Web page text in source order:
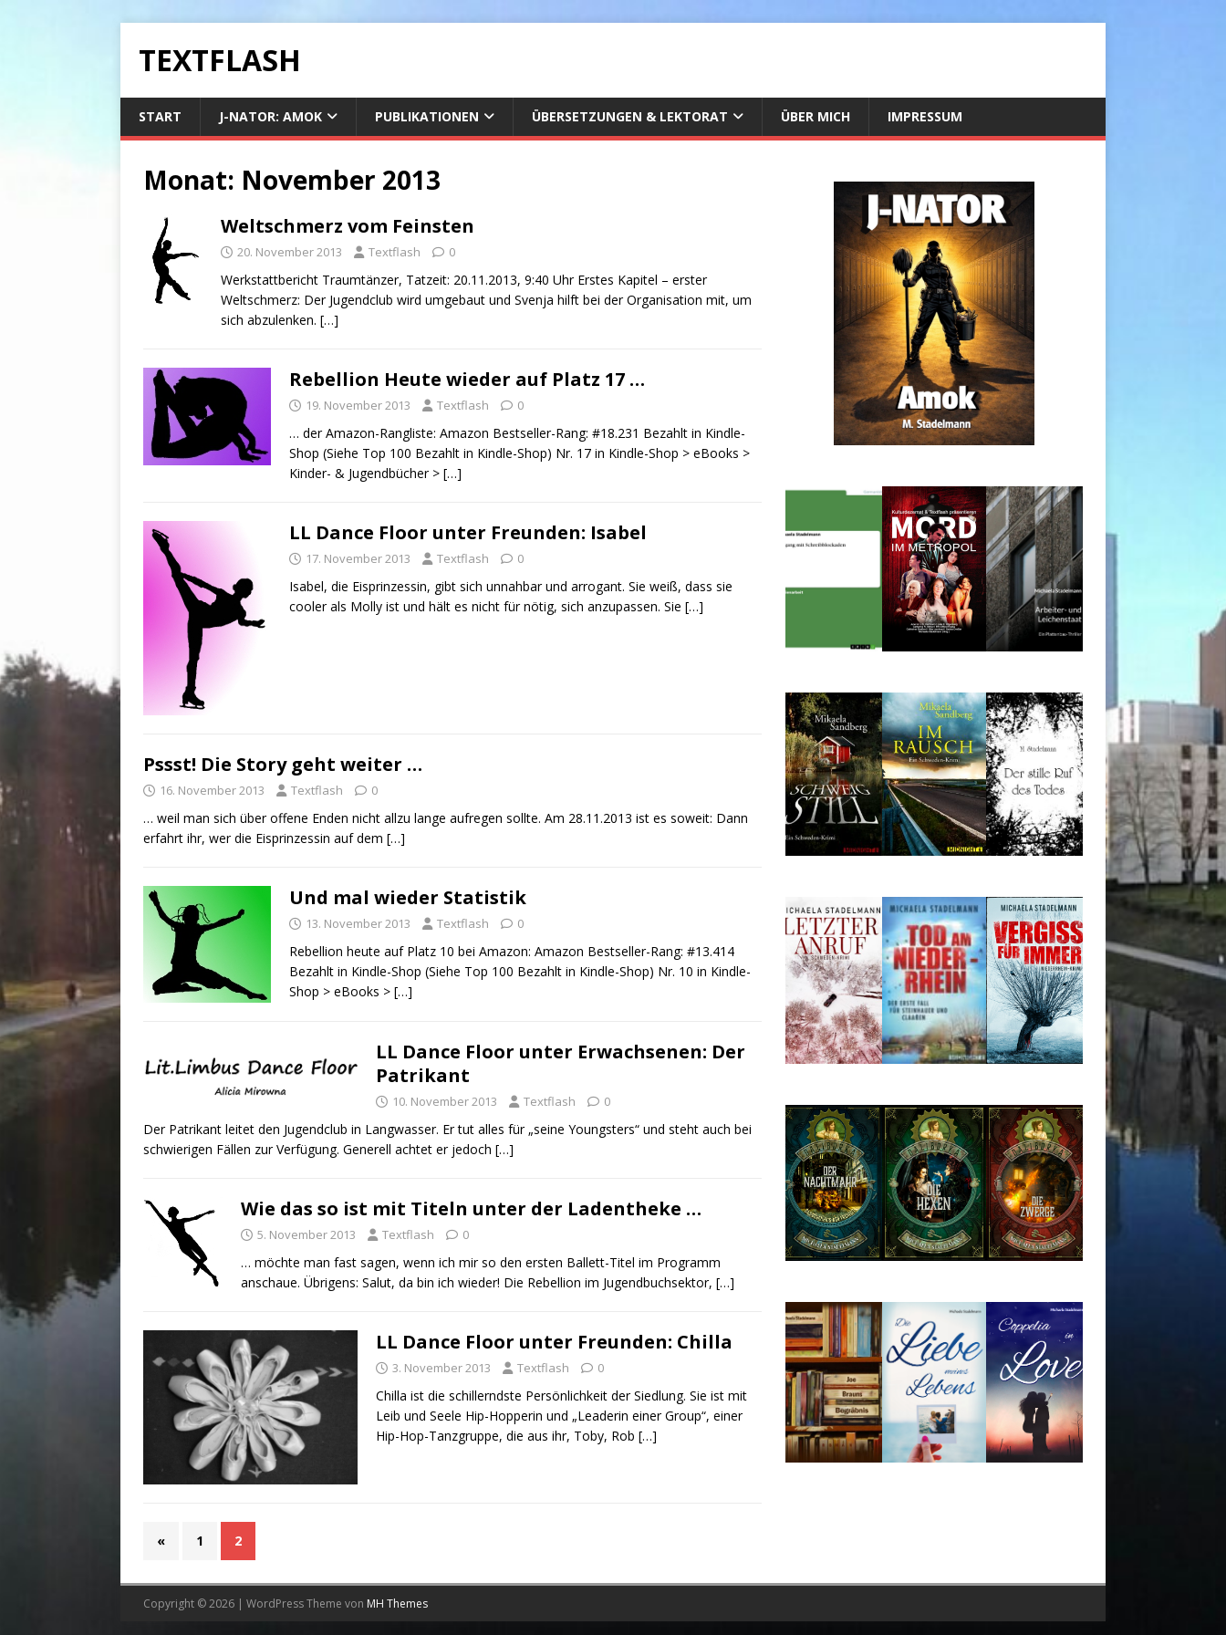
TEXTFLASH
START J-NATOR: AMOK PUBLIKATIONEN ÜBERSETZUNGEN & LEKTORAT ÜBER MICH IMPRESSUM
Monat: November 2013
Weltschmerz vom Feinsten
20. November 2013 Textflash 0
Werkstattbericht Traumtänzer, Tatzeit: 20.11.2013, 9:40 Uhr Erstes Kapitel – erster
Weltschmerz: Der Jugendclub wird umgebaut und Svenja hilft bei der Organisation mit, um
sich abzulenken. […]
Rebellion Heute wieder auf Platz 17 …
19. November 2013 Textflash 0
… der Amazon-Rangliste: Amazon Bestseller-Rang: #18.231 Bezahlt in Kindle-
Shop (Siehe Top 100 Bezahlt in Kindle-Shop) Nr. 17 in Kindle-Shop > eBooks >
Kinder- & Jugendbücher > […]
LL Dance Floor unter Freunden: Isabel
17. November 2013 Textflash 0
Isabel, die Eisprinzessin, gibt sich unnahbar und arrogant. Sie weiß, dass sie
cooler als Molly ist und hält es nicht für nötig, sich anzupassen. Sie […]
Pssst! Die Story geht weiter …
16. November 2013 Textflash 0
… weil man sich über offene Enden nicht allzu lange aufregen sollte. Am 28.11.2013 ist es soweit: Dann
erfahrt ihr, wer die Eisprinzessin auf dem […]
Und mal wieder Statistik
13. November 2013 Textflash 0
Rebellion heute auf Platz 10 bei Amazon: Amazon Bestseller-Rang: #13.414
Bezahlt in Kindle-Shop (Siehe Top 100 Bezahlt in Kindle-Shop) Nr. 10 in Kindle-
Shop > eBooks > […]
LL Dance Floor unter Erwachsenen: Der
Patrikant
10. November 2013 Textflash 0
Der Patrikant leitet den Jugendclub in Langwasser. Er tut alles für „seine Youngsters“ und steht auch bei
schwierigen Fällen zur Verfügung. Generell achtet er jedoch […]
Wie das so ist mit Titeln unter der Ladentheke …
5. November 2013 Textflash 0
… möchte man fast sagen, wenn ich mir so den ersten Ballett-Titel im Programm
anschaue. Übrigens: Salut, da bin ich wieder! Die Rebellion im Jugendbuchsektor, […]
LL Dance Floor unter Freunden: Chilla
3. November 2013 Textflash 0
Chilla ist die schillerndste Persönlichkeit der Siedlung. Sie ist mit
Leib und Seele Hip-Hopperin und „Leaderin einer Group“, einer
Hip-Hop-Tanzgruppe, die aus ihr, Toby, Rob […]
« 1 2
Copyright © 2026 | WordPress Theme von MH Themes